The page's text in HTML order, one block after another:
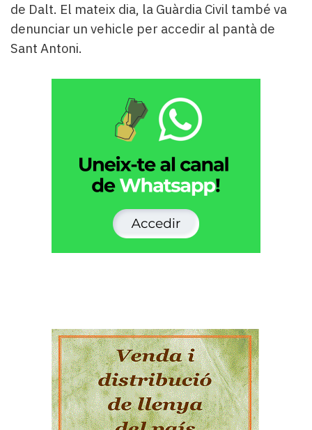
de Dalt. El mateix dia, la Guàrdia Civil també va
denunciar un vehicle per accedir al pantà de
Sant Antoni.